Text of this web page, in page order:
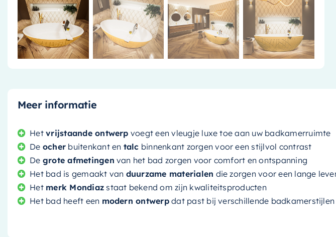
Meer informatie
Hetvrijstaande ontwerp voegt een vleugje luxe toe aan uw badkamerruimte
De ocher buitenkant en talc binnenkant zorgen voor een stijlvol contrast
De grote afmetingen van het bad zorgen voor comfort en ontspanning
Het bad is gemaakt van duurzame materialen die zorgen voor een lange
Het merk Mondiaz staat bekend om zijn kwaliteitsproducten
Het bad heeft een modern ontwerpdat past bij verschillende badkamerstijlen